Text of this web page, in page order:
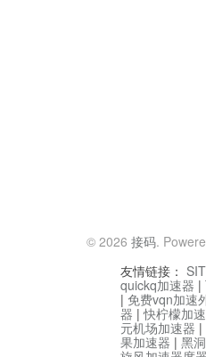
© 2026 接码.
友情链接：
quickq加速器 |
| 免费vqn加速
器 |快柠檬加
元机场加速器 |
果加速器 | 黑